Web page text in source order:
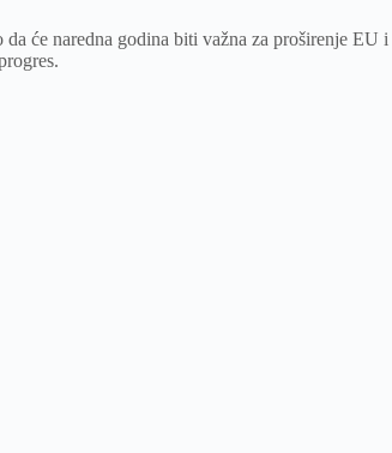
da će naredna godina biti važna za proširenje